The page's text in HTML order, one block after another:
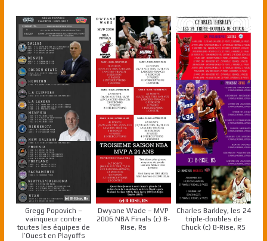
Gregg Popovich –
vainqueur contre
toutes les équipes de
l’Ouest en Playoffs
Dwyane Wade – MVP
2006 NBA Finals (c) B-
Rise, Rs
Charles Barkley, les 24
triple-doubles de
Chuck (c) B-Rise, RS